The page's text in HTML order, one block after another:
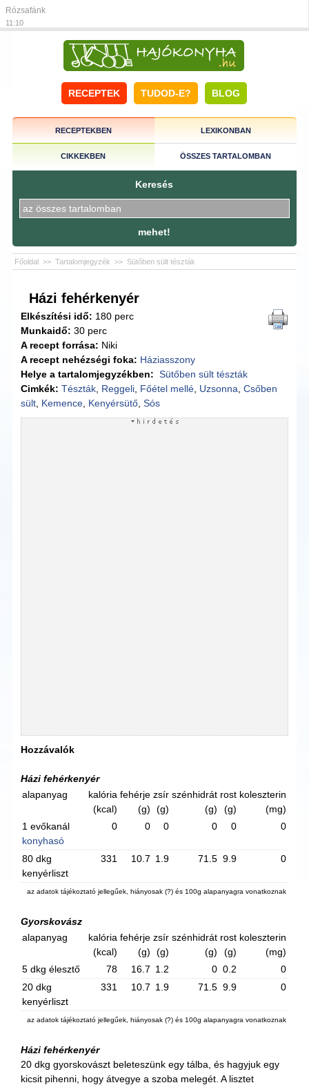
Rózsafánk
11:10
RECEPTEK TUDOD-E? BLOG
RECEPTEKBEN LEXIKONBAN
CIKKEKBEN ÖSSZES TARTALOMBAN
Keresés
mehet!
Főoldal >> Tartalomjegyzék >> Sütőben sült tészták
Házi fehérkenyér
Elkészítési idő: 180 perc
Munkaidő: 30 perc
A recept forrása: Niki
A recept nehézségi foka: Háziasszony
Helye a tartalomjegyzékben: Sütőben sült tészták
Cimkék: Tészták Reggeli Főétel mellé Uzsonna ,Csőben
sült Kemence Kenyérsütő ,Sós
Hozzávalók
Házi fehérkenyér
alapanyag
kalória
(kcal)
fehérje
(g)
zsír
(g)
szénhidrát
(g)
rost
(g)
koleszterin
(mg)
1 evőkanál
konyhasó
0 0 0 0 0 0
80 dkg
kenyérliszt
331 10.7 1.9 71.5 9.9 0
az adatok tájékoztató jellegűek, hiányosak (?) és 100g alapanyagra vonatkoznak
Gyorskovász
alapanyag
kalória
(kcal)
fehérje
(g)
zsír
(g)
szénhidrát
(g)
rost
(g)
koleszterin
(mg)
5 dkg élesztő
78 16.7 1.2 0 0.2
0
20 dkg
kenyérliszt
331 10.7 1.9 71.5 9.9 0
az adatok tájékoztató jellegűek, hiányosak (?) és 100g alapanyagra vonatkoznak
Házi fehérkenyér
20 dkg gyorskovászt beleteszünk egy tálba, és hagyjuk egy
kicsit pihenni, hogy átvegye a szoba melegét. A lisztet